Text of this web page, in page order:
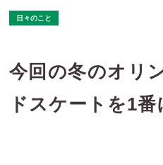
日々のこと
今回の冬のオリ
ドスケートを1